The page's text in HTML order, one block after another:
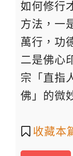
如何修行
方法，一
萬行，功
二是佛心
宗「直指
佛」的微
收藏本